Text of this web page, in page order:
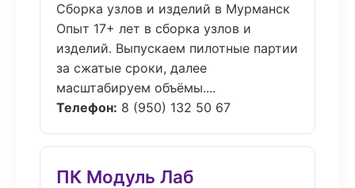
Сборка узлов и изделий в Мурманск
Опыт 17+ лет в сборка узлов и
изделий. Выпускаем пилотные партии
за сжатые сроки, далее
масштабируем объёмы....
Телефон: 8 (950) 132 50 67
ПК Модуль Лаб